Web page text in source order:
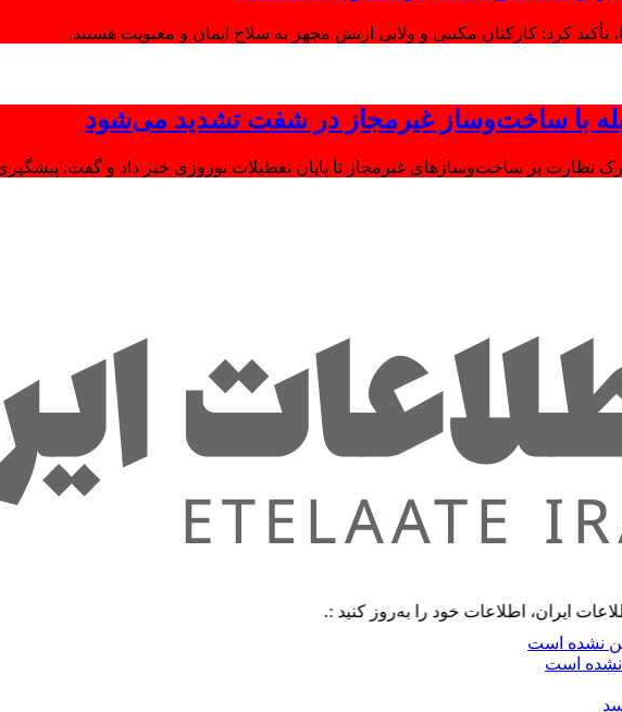
با ساخت‌وساز غیرمجاز در شفت تشدید می‌شود
بر ساخت‌وسازهای غیرمجاز تا پایان تعطیلات نوروزی خبر داد و گفت: پیشگیری
اطلاعات خود را به‌روز کنید :.